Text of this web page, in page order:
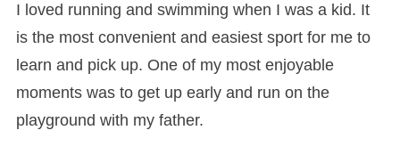
I loved running and swimming when I was a kid. It
is the most convenient and easiest sport for me to
learn and pick up. One of my most enjoyable
moments was to get up early and run on the
playground with my father.